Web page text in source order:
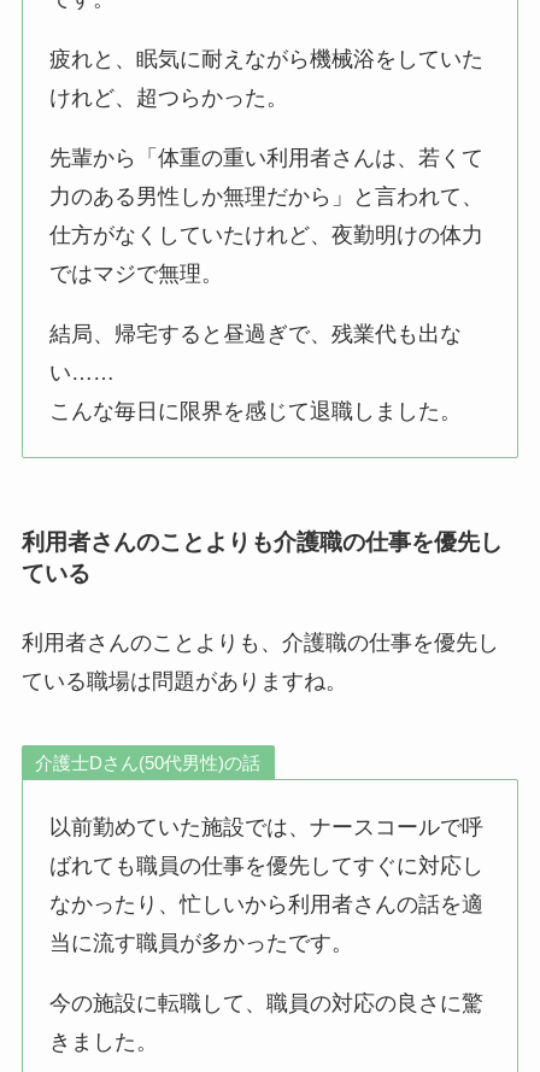
疲れと、眠気に耐えながら機械浴をしていた
けれど、超つらかった。
先輩から「体重の重い利用者さんは、若くて
力のある男性しか無理だから」と言われて、
仕方がなくしていたけれど、夜勤明けの体力
ではマジで無理。
結局、帰宅すると昼過ぎで、残業代も出な
い……
こんな毎日に限界を感じて退職しました。
利用者さんのことよりも介護職の仕事を優先し
ている
利用者さんのことよりも、介護職の仕事を優先し
ている職場は問題がありますね。
介護士Dさん(50代男性)の話
以前勤めていた施設では、ナースコールで呼
ばれても職員の仕事を優先してすぐに対応し
なかったり、忙しいから利用者さんの話を適
当に流す職員が多かったです。
今の施設に転職して、職員の対応の良さに驚
きました。